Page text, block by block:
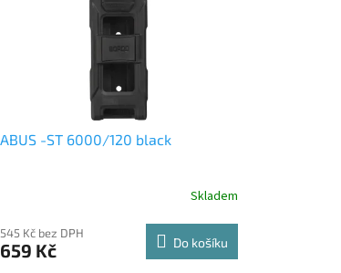
ABUS -ST 6000/120 black
Skladem
545 Kč bez DPH
659 Kč Do košíku